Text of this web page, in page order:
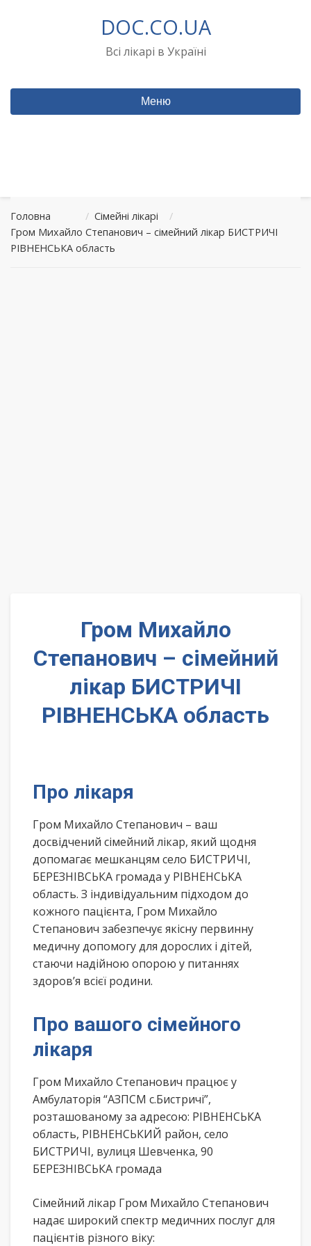
DOC.CO.UA
Всі лікарі в Україні
Меню
Головна / Сімейні лікарі
/
Гром Михайло Степанович – сімейний лікар БИСТРИЧІ
РІВНЕНСЬКА область
Гром Михайло
Степанович – сімейний
лікар БИСТРИЧІ
РІВНЕНСЬКА область
Про лікаря
Гром Михайло Степанович – ваш
досвідчений сімейний лікар, який щодня
допомагає мешканцям село БИСТРИЧІ,
БЕРЕЗНІВСЬКА громада у РІВНЕНСЬКА
область. З індивідуальним підходом до
кожного пацієнта, Гром Михайло
Степанович забезпечує якісну первинну
медичну допомогу для дорослих і дітей,
стаючи надійною опорою у питаннях
здоров’я всієї родини.
Про вашого сімейного
лікаря
Гром Михайло Степанович працює у
Амбулаторія “АЗПСМ с.Бистричі”,
розташованому за адресою: РІВНЕНСЬКА
область, РІВНЕНСЬКИЙ район, село
БИСТРИЧІ, вулиця Шевченка, 90
БЕРЕЗНІВСЬКА громада
Сімейний лікар Гром Михайло Степанович
надає широкий спектр медичних послуг для
пацієнтів різного віку: